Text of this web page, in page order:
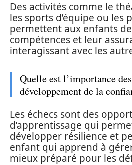
Des activités comme le
les sports d’équipe ou les
permettent aux enfants
compétences et leur
interagissant avec les
Quelle est l’importance
développement de la
Les échecs sont des
d’apprentissage qui
développer résilience et
enfant qui apprend à
mieux préparé pour les